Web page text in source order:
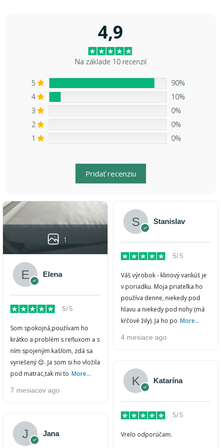
4,9
Na základe 10 recenzií
5
90%
4
10%
3
0%
2
0%
1
0%
Pridať recenziu
1
Elena
5/5
Som spokojná,používam ho
krátko a problém s refluxom a s
ním spojeným kašľom, zdá sa
vyriešený 😌. Ja som si ho vložila
pod matrac,tak mi to More...
7 mesiacov ago
Jana
Stanislav
5/5
Váš výrobok - klinový vankúš je
v poriadku. Moja priateľka ho
používa denne, niekedy pod
hlavu a niekedy pod nohy (má
kŕčové žily). Ja ho po More...
4 mesiace ago
Katarína
5/5
Vrelo odporúčam.